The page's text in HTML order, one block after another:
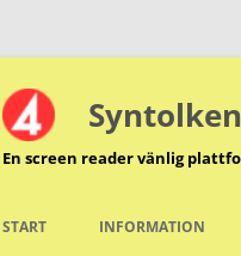
Hoppa
innehåll
En screen reader vänlig
START INFORMATION